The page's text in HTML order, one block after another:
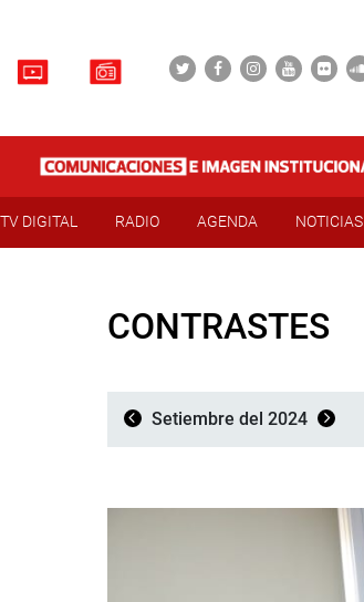
TV DIGITAL RADIO AGENDA NOTICIAS
CONTRASTES
Setiembre del 2024